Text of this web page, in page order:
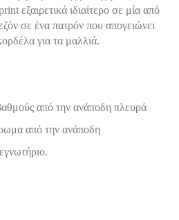
εξαιρετικά ιδιαίτερο σε μία από
σε ένα πατρόν που απογειώνει
για τα μαλλιά.
από την ανάποδη πλευρά
από την ανάποδη